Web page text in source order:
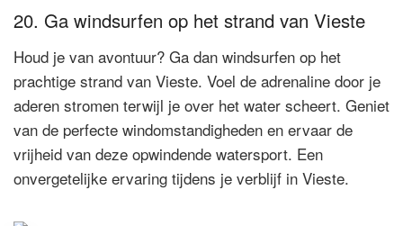
20. Ga windsurfen op het strand van Vieste
Houd je van avontuur? Ga dan windsurfen op het
prachtige strand van Vieste. Voel de adrenaline door je
aderen stromen terwijl je over het water scheert. Geniet
van de perfecte windomstandigheden en ervaar de
vrijheid van deze opwindende watersport. Een
onvergetelijke ervaring tijdens je verblijf in Vieste.